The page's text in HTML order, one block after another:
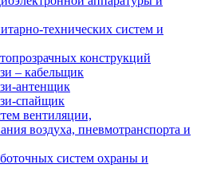
технических систем и
конструкций
– кабельщик
антенщик
спайщик
вентиляции,
воздуха, пневмотранспорта и
систем охраны и